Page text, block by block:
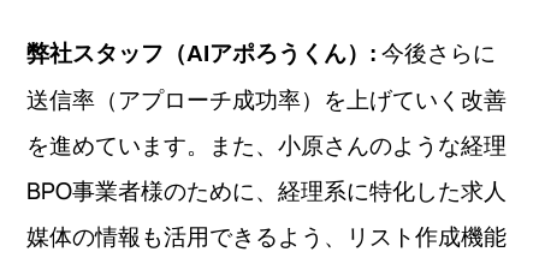
弊社スタッフ（AIアポろうくん）: 今後さらに
送信率（アプローチ成功率）を上げていく改善
を進めています。また、小原さんのような経理
BPO事業者様のために、経理系に特化した求人
媒体の情報も活用できるよう、リスト作成機能